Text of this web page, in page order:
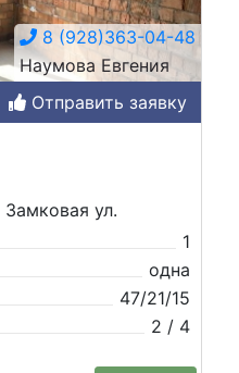
8 (928)363-04-48
Наумова Евгения
Отправить заявку
ул.
1
одна
47/21/15
2 / 4